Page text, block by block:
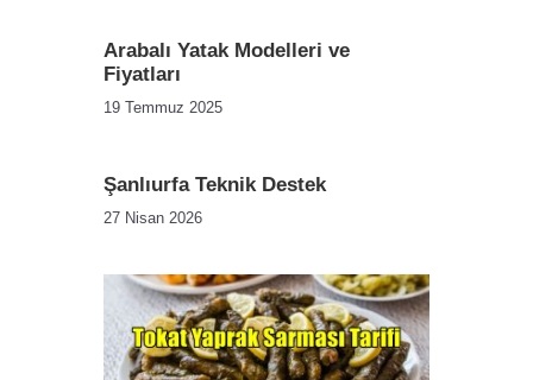
Arabalı Yatak Modelleri ve
Fiyatları
19 Temmuz 2025
Şanlıurfa Teknik Destek
27 Nisan 2026